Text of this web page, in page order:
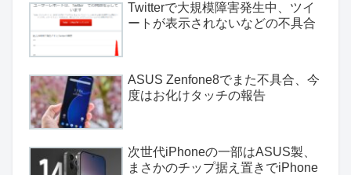
Twitterで大規模障害発生中、ツイ
ートが表示されないなどの不具合
ASUS Zenfone8でまた不具合、今
度はお化けタッチの報告
次世代iPhoneの一部はASUS製、
まさかのチップ据え置きでiPhone